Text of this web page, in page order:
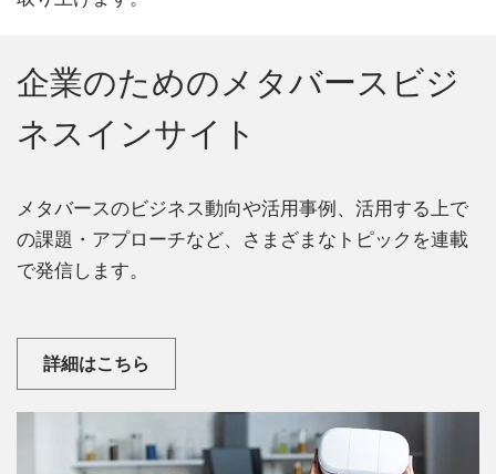
企業のためのメタバースビジ
ネスインサイト
メタバースのビジネス動向や活用事例、活用する上で
の課題・アプローチなど、さまざまなトピックを連載
で発信します。
詳細はこちら